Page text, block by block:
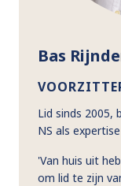
Bas
Lid sinds 2005,
NS als
'Van huis uit
om lid te zijn